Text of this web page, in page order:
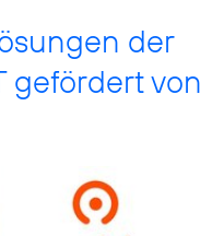
der
gefördert von